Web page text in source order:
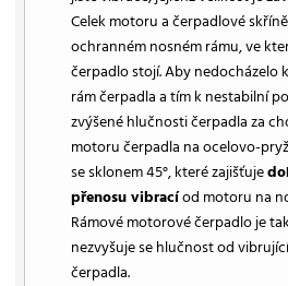
Celek motoru a čerpadlové
ochranném nosném rámu, ve
čerpadlo stojí. Aby nedocházelo
rám čerpadla a tím k nestabilní
zvýšené hlučnosti čerpadla za
motoru čerpadla na ocelovo-
se sklonem 45°, které zajišťuje
přenosu vibracíod motoru na
Rámové motorové čerpadlo je
nezvyšuje se hlučnost od
čerpadla.